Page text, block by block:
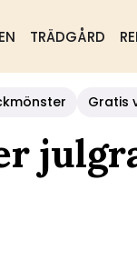
TRÄDGÅRD
Gratis